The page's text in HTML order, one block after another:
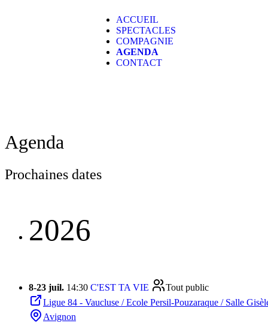
ACCUEIL
SPECTACLES
COMPAGNIE
AGENDA
CONTACT
Agenda
Prochaines dates
2026
8-23 juil. 14:30 C'EST TA VIE
Tout public
Ligue 84 - Vaucluse / Ecole Persil-Pouzaraque / Salle
Avignon